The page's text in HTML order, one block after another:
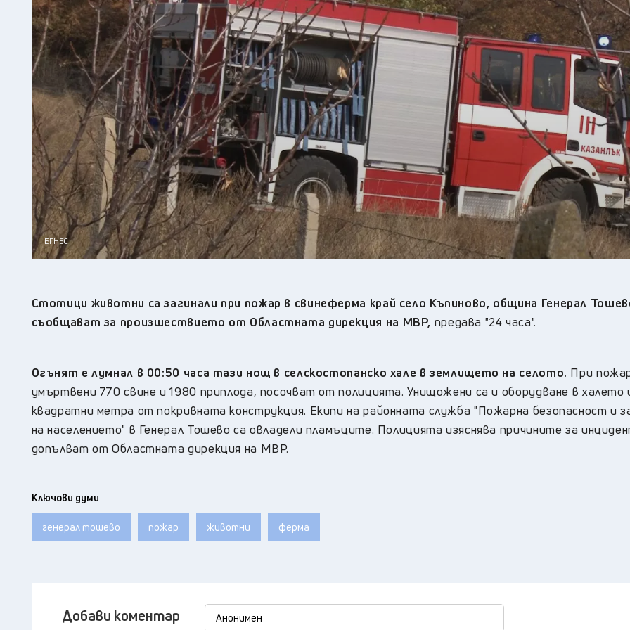
Перник, 28°C
Плевен, 32°C
Пловдив 30°C
Разград
Русе 31
Силистра
Сливен
Смолян
София, 29°C
Стара Загора, 31°C
Търговище, 30°C
Хасково , 30°C
Шумен, 29°C
Ямбол, 29°C
БГНЕС
Стотици животни са загинали при пожар в свинеферма край село Къпиново, община Генерал
съобщават за произшествието от Областната дирекция на МВР, предава "24 часа".
Огънят е лумнал в 00:50 часа тази нощ в селскостопанско хале в землището на селото. При
умъртвени 770 свине и 1980 приплода, посочват от полицията. Унищожени са и оборудване в халето
квадратни метра от покривната конструкция. Екипи на районната служба "Пожарна безопасност и
на населението" в Генерал Тошево са овладели пламъците. Полицията изяснява причините за
допълват от Областната дирекция на МВР.
Ключови думи
генерал тошево пожар животни ферма
Добави коментар